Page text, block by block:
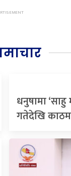
धनुषामा
गतेदेखि